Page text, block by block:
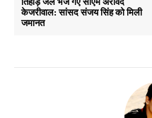
केजरीवाल: सांसद संजय सिंह को मिली
जमानत